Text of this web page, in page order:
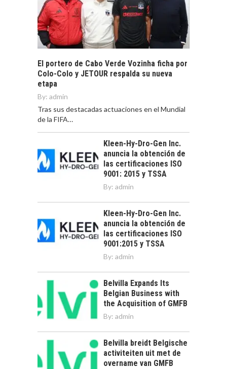
El portero de Cabo Verde Vozinha ficha por
Colo-Colo y JETOUR respalda su nueva
etapa
By: admin
Tras sus destacadas actuaciones en el Mundial
de la FIFA…
Kleen-Hy-Dro-Gen Inc.
anuncia la obtención de
las certificaciones ISO
9001: 2015 y TSSA
By: admin
Kleen-Hy-Dro-Gen Inc.
anuncia la obtención de
las certificaciones ISO
9001:2015 y TSSA
By: admin
Belvilla Expands Its
Belgian Business with
the Acquisition of GMFB
By: admin
Belvilla breidt Belgische
activiteiten uit met de
overname van GMFB